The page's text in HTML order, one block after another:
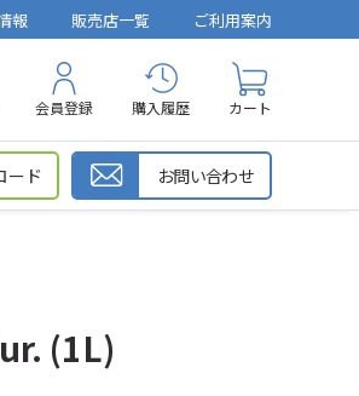
報 販売店一覧 ご利用案内
会員登録 購入履歴 カート
ード お問い合わせ
(1L)